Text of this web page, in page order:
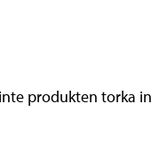
produkten torka